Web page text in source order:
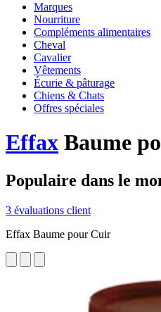
Marques
Nourriture
Compléments alimentaires
Cheval
Cavalier
Vêtements
Écurie & pâturage
Chiens & Chats
Offres spéciales
Effax Baume
Populaire dans le
3 évaluations client
Effax Baume pour Cuir